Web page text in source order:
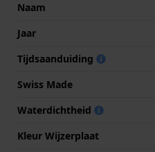
Naam
Jaar
Tijdsaanduiding
Swiss Made
Waterdichtheid
Kleur Wijzerplaat